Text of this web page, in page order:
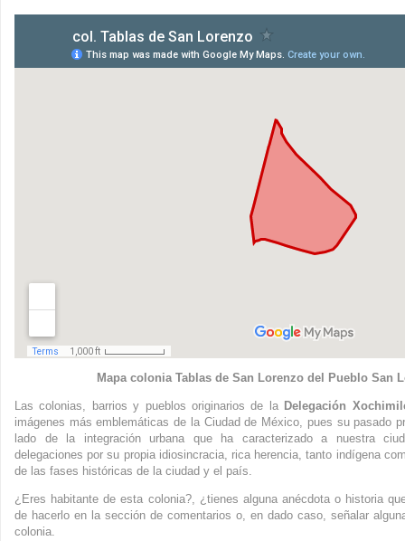
Mapa colonia Tablas de San Lorenzo del Pueblo San
Las colonias, barrios y pueblos originarios de la Delegación
imágenes más emblemáticas de la Ciudad de México, pues su pasado
lado de la integración urbana que ha caracterizado a nuestra
delegaciones por su propia idiosincracia, rica herencia, tanto indígena
de las fases históricas de la ciudad y el país.
¿Eres habitante de esta colonia?, ¿tienes alguna anécdota o historia
de hacerlo en la sección de comentarios o, en dado caso, señalar
colonia.